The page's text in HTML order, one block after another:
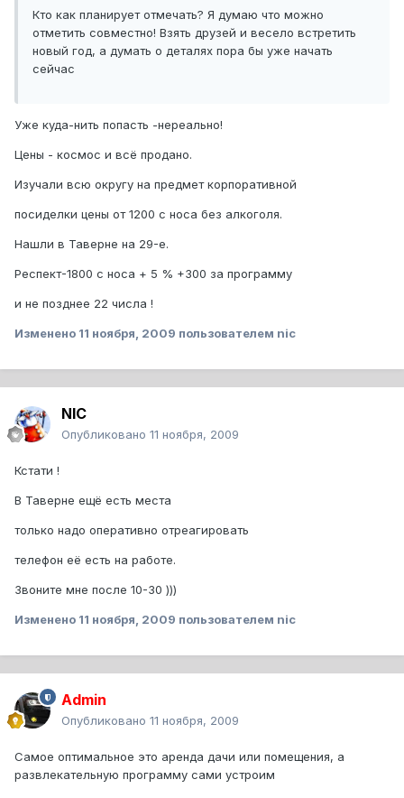
Кто как планирует отмечать? Я думаю что можно
отметить совместно! Взять друзей и весело встретить
новый год, а думать о деталях пора бы уже начать
сейчас
Уже куда-нить попасть -нереально!
Цены - космос и всё продано.
Изучали всю округу на предмет корпоративной
посиделки цены от 1200 с носа без алкоголя.
Нашли в Таверне на 29-е.
Респект-1800 с носа + 5 % +300 за программу
и не позднее 22 числа !
Изменено 11 ноября, 2009 пользователем nic
NIC
Опубликовано 11 ноября, 2009
Кстати !
В Таверне ещё есть места
только надо оперативно отреагировать
телефон её есть на работе.
Звоните мне после 10-30 )))
Изменено 11 ноября, 2009 пользователем nic
Admin
Опубликовано 11 ноября, 2009
Самое оптимальное это аренда дачи или помещения, а
развлекательную программу сами устроим